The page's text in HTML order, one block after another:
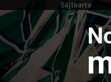
Sajtkarta